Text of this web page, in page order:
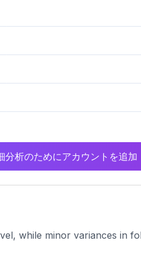
析のためにアカウントを追加
while minor variances in